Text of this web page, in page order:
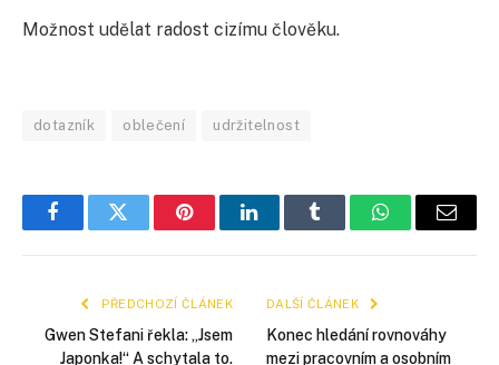
Možnost udělat radost cizímu člověku.
dotazník oblečení udržitelnost
FacebookTwitter PinterestLinkedInTumblr WhatsApp
E-
PŘEDCHOZÍ ČLÁNEK
Gwen Stefani řekla: „Jsem
Japonka!“ A schytala to.
DALŠÍ ČLÁNEK
Konec hledání rovnováhy
mezi pracovním a osobním